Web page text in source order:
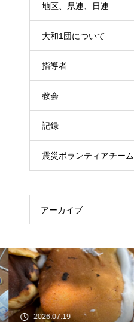
地区、県連、日連
大和1団について
指導者
教会
記録
震災ボランティアチーム
アーカイブ
2026.07.19